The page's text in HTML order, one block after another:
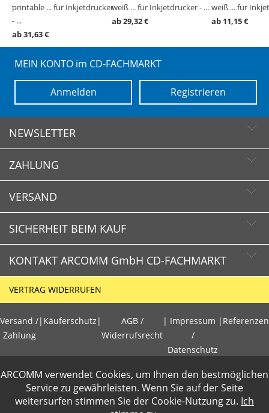
ARCOMM verwendet Cookies, um Ihnen den bestmöglichen
Service zu gewährleisten. Wenn Sie auf der Seite
weitersurfen stimmen Sie der Cookie-Nutzungzu. Ich
printable ... für Inkjetdrucker
- ...
ab 31,63 €
weiß ... für Inkjetdrucker - ...
ab 29,32 €
weiß ... für
ab 11,15 €
-
MEIN KONTO im CD-FACHMARKT
Registrieren
Anmelden
NEWSLETTER
Newsletter abonnieren
Newsletter abbestellen
ZAHLUNG
VERSAND
SICHERHEIT BEIM KAUF
CD-FACHMARKT.de
Schnelle Lieferzeiten
Käuferschutz
Sichere Zahlung mit SSL-Verschlüsselung
PCI DSS geprüft
perfekter Schutz gegen kriminelle Angriffe
KONTAKT ARCOMM GmbH CD-FACHMARKT
+49 (0)30 351 26 92 80
info@cd-fachmarkt.de
VERTRAG WIDERRUFEN
Versand /
Zahlung
| Käuferschutz |
AGB /
Widerrufsrecht
| Impressum
/
Datenschutz
| Referenzen
Gewerbetreibende loggen sich bitte ein f�r die Anzeige der
Nettopreise. Preisangaben inkl.19% MwSt und zzgl.Service- und